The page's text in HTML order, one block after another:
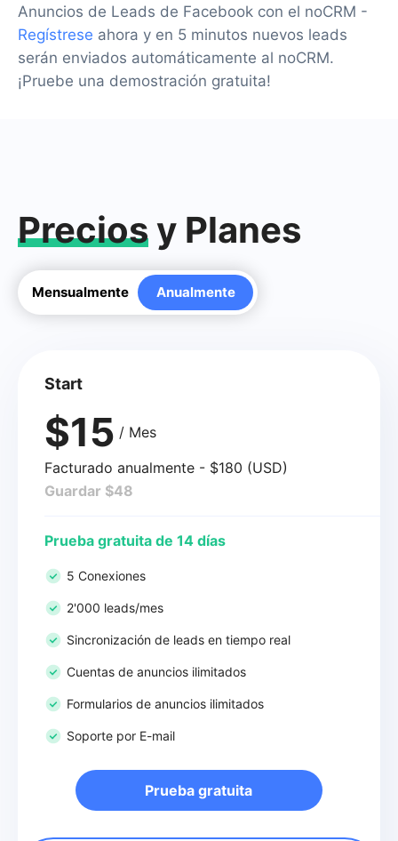
Anuncios de Leads de Facebook con el noCRM -
Regístrese ahora y en 5 minutos nuevos leads
serán enviados automáticamente al noCRM.
¡Pruebe una demostración gratuita!
Preciosy Planes
Mensualmente Anualmente
Start
$15 / Mes
Facturado anualmente - $180 (USD)
Guardar $48
Prueba gratuita de 14 días
5 Conexiones
2'000 leads/mes
Sincronización de leads en tiempo real
Cuentas de anuncios ilimitados
Formularios de anuncios ilimitados
Soporte por E-mail
Prueba gratuita